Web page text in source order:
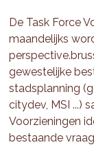
De Task Force
maandelijks
gewestelijke
stadsplanning
citydev, MSI ...)
Voorzieningen
bestaande